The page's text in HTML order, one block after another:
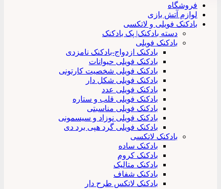
فروشگاه
لوازم آتش بازی
بادکنک فویلی و لاتکسی
دسته بادکنک| پک بادکنک
بادکنک فویلی
بادکنک ازدواج-بادکنک نامزدی
بادکنک فویلی حیوانات
بادکنک فویلی شخصیت کارتونی
بادکنک فویلی شکل دار
بادکنک فویلی عدد
بادکنک فویلی قلب و ستاره
بادکنک فویلی مناسبتی
بادکنک فویلی نوزاد و سیسمونی
بادکنک فویلی گرد هپی برد دی
بادکنک لاتکسی
بادکنک ساده
بادکنک کروم
بادکنک متالیک
بادکنک شفاف
بادکنک لاتکس طرح دار